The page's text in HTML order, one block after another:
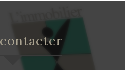
contacter